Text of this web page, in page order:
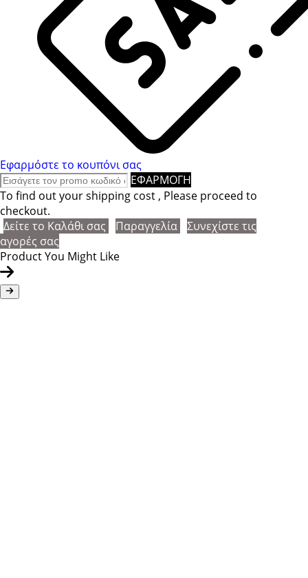
Εφαρμόστε το κουπόνι σας
ΕΦΑΡΜΟΓΗ
To find out your shipping cost , Please proceed to
checkout.
Δείτε το Καλάθι σας
Παραγγελία
Συνεχίστε τις
αγορές σας
Product You Might Like